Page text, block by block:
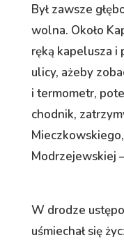
Był zawsze
wolna. Około
ręką kapelusza i
ulicy, ażeby
i termometr,
chodnik,
Modrzejewskiej
W drodze
uśmiechał się